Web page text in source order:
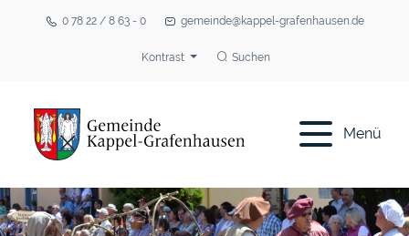
0 78 22 / 8 63 - 0 gemeinde@kappel-grafenhausen.de
Kontrast Suchen
Menü